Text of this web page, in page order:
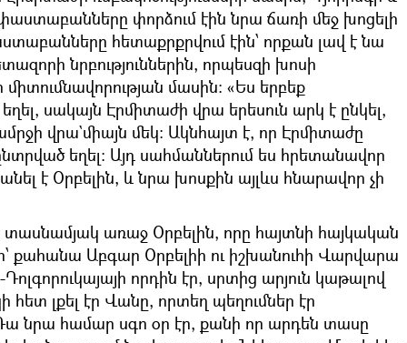
փորձում էին նրա ճառի մեջ խոցելի
հետաքրքրվում էին՝ որքան լավ է նա
նրբություններին, որպեսզի խոսի
միտումնավորության մասին։ «Ես երբեք
սակայն Էրմիտաժի վրա երեսուն արկ է ընկել,
վրա`միայն մեկ։ Ակնհայտ է, որ Էրմիտաժը
եղել։ Այդ սահմաններում ես հրետանավոր
է Օրբելին, և նրա խոսքին այլևս հնարավոր չի
տասնամյակ առաջ Օրբելին, որը հայտնի հայկական
քահանա Աբգար Օրբելիի ու իշխանուհի Վարվարա
որդին էր, սրտից արյուն կաթալով
հետ լքել էր Վանը, որտեղ պեղումներ էր
նրա համար սգո օր էր, քանի որ արդեն տասը